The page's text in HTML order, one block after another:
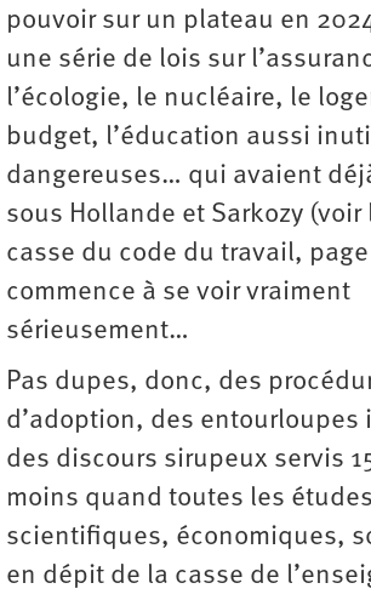
pouvoir sur un plateau en
une série de lois sur
l’écologie, le nucléaire, le
budget, l’éducation aussi
dangereuses… qui avaient
sous Hollande et Sarkozy (voir
casse du code du travail, page
commence à se voir vraiment
sérieusement…
Pas dupes, donc, des
d’adoption, des entourloupes
des discours sirupeux servis
moins quand toutes les études
scientifiques, économiques,
en dépit de la casse de